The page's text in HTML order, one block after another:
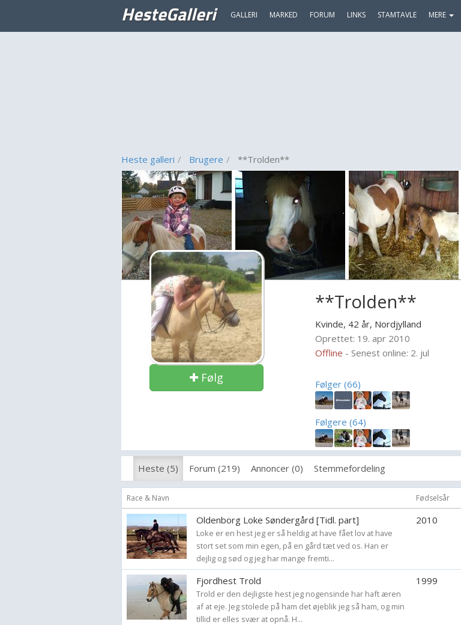
HesteGalleri GALLERI MARKED FORUM LINKS STAMTAVLE MERE
Heste galleri Brugere **Trolden**
Følg
**Trolden**
Kvinde, 42 år, Nordjylland
Oprettet: 19. apr 2010
Offline - Senest online: 2. jul
Følger (66)
Følgere (64)
Heste (5) Forum (219) Annoncer (0) Stemmefordeling
Race & Navn Fødselsår
Oldenborg Loke Søndergård [Tidl. part]
Loke er en hest jeg er så heldig at have fået lov at have
stort set som min egen, på en gård tæt ved os. Han er
dejlig og sød og jeg har mange fremti...
2010
Fjordhest Trold
Trold er den dejligste hest jeg nogensinde har haft æren
af at eje. Jeg stolede på ham det øjeblik jeg så ham, og min
tillid er elles svær at opnå. H...
1999